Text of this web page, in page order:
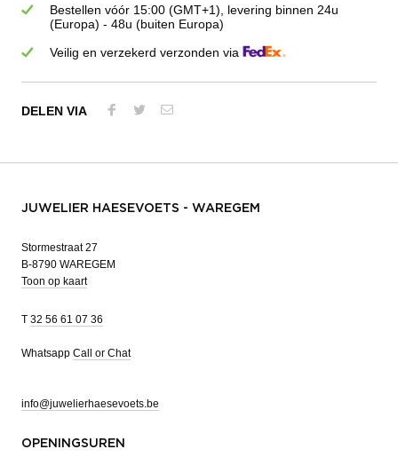
Bestellen vóór 15:00 (GMT+1), levering binnen 24u
(Europa) - 48u (buiten Europa)
Veilig en verzekerd verzonden via
DELEN VIA
JUWELIER HAESEVOETS - WAREGEM
Stormestraat 27
B-8790 WAREGEM
Toon op kaart
T 32 56 61 07 36
Whatsapp Call or Chat
info@juwelierhaesevoets.be
OPENINGSUREN